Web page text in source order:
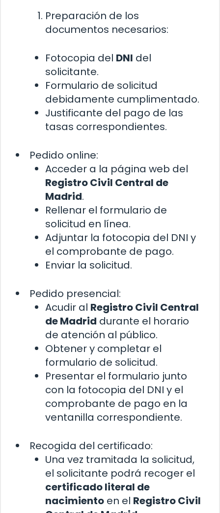
Preparación de los
documentos necesarios:
Fotocopia del DNI del
solicitante.
Formulario de solicitud
debidamente cumplimentado.
Justificante del pago de las
tasas correspondientes.
Pedido online:
Acceder a la página web del
Registro Civil Central de
Madrid.
Rellenar el formulario de
solicitud en línea.
Adjuntar la fotocopia del DNI y
el comprobante de pago.
Enviar la solicitud.
Pedido presencial:
Acudir al Registro Civil Central
de Madrid durante el horario
de atención al público.
Obtener y completar el
formulario de solicitud.
Presentar el formulario junto
con la fotocopia del DNI y el
comprobante de pago en la
ventanilla correspondiente.
Recogida del certificado:
Una vez tramitada la solicitud,
el solicitante podrá recoger el
certificado literal de
nacimiento en el Registro Civil